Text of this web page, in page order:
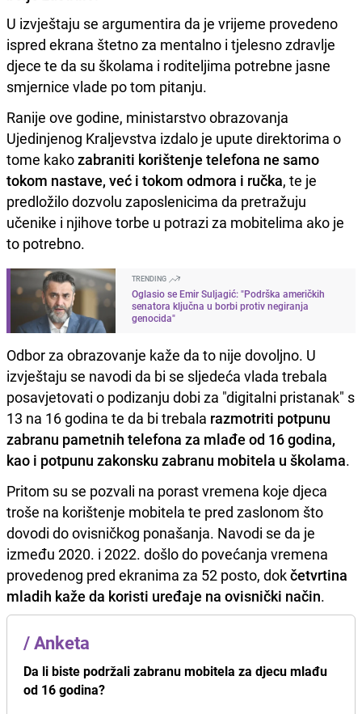
U izvještaju se argumentira da je vrijeme provedeno
ispred ekrana štetno za mentalno i tjelesno zdravlje
djece te da su školama i roditeljima potrebne jasne
smjernice vlade po tom pitanju.
Ranije ove godine, ministarstvo obrazovanja
Ujedinjenog Kraljevstva izdalo je upute direktorima o
tome kakozabraniti korištenje telefona ne samo
tokom nastave, već i tokom odmora i ručka, te je
predložilo dozvolu zaposlenicima da pretražuju
učenike i njihove torbe u potrazi za mobitelima ako je
to potrebno.
TRENDING
Oglasio se Emir Suljagić: "Podrška američkih
senatora ključna u borbi protiv negiranja
genocida"
Odbor za obrazovanje kaže da to nije dovoljno. U
izvještaju se navodi da bi se sljedeća vlada trebala
posavjetovati o podizanju dobi za "digitalni pristanak" s
13 na 16 godina te da bi trebala razmotriti potpunu
zabranu pametnih telefona za mlađe od 16 godina,
kao i potpunu zakonsku zabranu mobitela u školama.
Pritom su se pozvali na porast vremena koje djeca
troše na korištenje mobitela te pred zaslonom što
dovodi do ovisničkog ponašanja. Navodi se da je
između 2020. i 2022. došlo do povećanja vremena
provedenog pred ekranima za 52 posto, dokčetvrtina
mladih kaže da koristi uređaje na ovisnički način.
/Anketa
Da li biste podržali zabranu mobitela za djecu mlađu
od 16 godina?